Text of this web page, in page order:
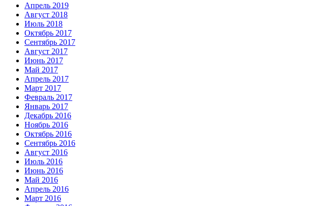
Апрель 2019
Август 2018
Июль 2018
Октябрь 2017
Сентябрь 2017
Август 2017
Июнь 2017
Май 2017
Апрель 2017
Март 2017
Февраль 2017
Январь 2017
Декабрь 2016
Ноябрь 2016
Октябрь 2016
Сентябрь 2016
Август 2016
Июль 2016
Июнь 2016
Май 2016
Апрель 2016
Март 2016